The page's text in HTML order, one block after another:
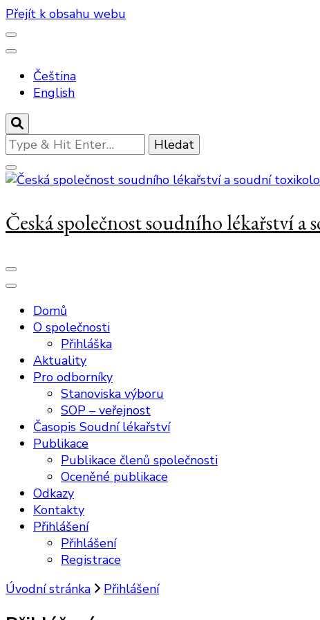
Přejít k obsahu webu
Čeština
English
Hledáte
něco
?
Česká společnost soudního lékařství
Domů
O společnosti
Přihláška
Aktuality
Pro odborníky
Stanoviska výboru
SOP – veřejnost
Časopis Soudní lékařství
Publikace
Publikace členů společnosti
Oceněné publikace
Odkazy
Kontakty
Přihlášení
Přihlášení
Registrace
Úvodní stránka
Přihlášení